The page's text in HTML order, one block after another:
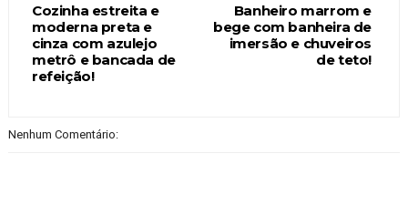
Banheiro marrom e
bege com banheira de
imersão e chuveiros
de teto!
Cozinha estreita e
moderna preta e
cinza com azulejo
metrô e bancada de
refeição!
Nenhum Comentário: